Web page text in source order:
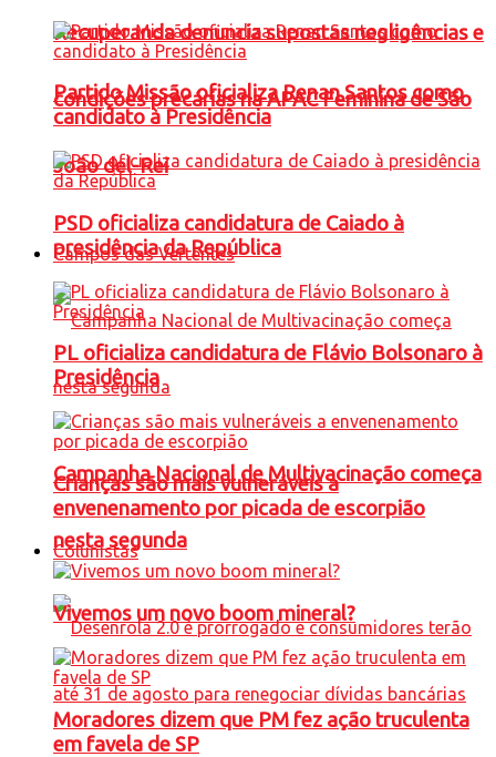
Recuperanda denuncia supostas negligências e
condições precárias na APAC Feminina de São
João del-Rei
Campos das Vertentes
Campanha Nacional de Multivacinação começa
nesta segunda
Partido Missão oficializa Renan Santos como
candidato à Presidência
PSD oficializa candidatura de Caiado à
presidência da República
PL oficializa candidatura de Flávio Bolsonaro à
Presidência
Crianças são mais vulneráveis a
envenenamento por picada de escorpião
Colunistas
Vivemos um novo boom mineral?
Moradores dizem que PM fez ação truculenta
em favela de SP